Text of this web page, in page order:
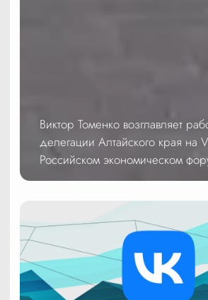
Виктор Томенко возглавляет
делегации Алтайского края на
Российском экономическом